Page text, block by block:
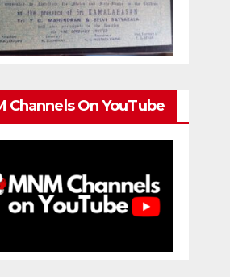
Channels On YouTube